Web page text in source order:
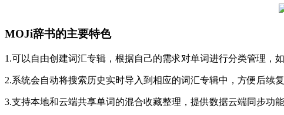
MOJi辞书的主要特色
1.可以自由创建词汇专辑，根据自己的需求对单词进行分类管理，
2.系统会自动将搜索历史实时导入到相应的词汇专辑中，方便后续复
3.支持本地和云端共享单词的混合收藏整理，提供数据云端同步功能